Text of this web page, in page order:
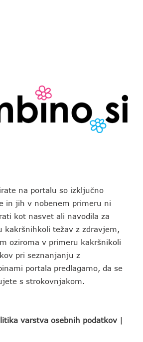
na portalu so izključno
in jih v nobenem primeru ni
kot nasvet ali navodila za
kakršnihkoli težav z zdravjem,
oziroma v primeru kakršnikoli
pri seznanjanju z
portala predlagamo, da se
s strokovnjakom.
varstva osebnih podatkov |